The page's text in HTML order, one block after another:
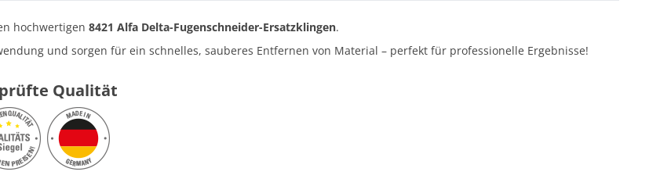
hochwertigen 8421 Alfa Delta-Fugenschneider-Ersatzklingen.
und sorgen für ein schnelles, sauberes Entfernen von Material – perfekt für professionelle Ergebnisse!
Qualität